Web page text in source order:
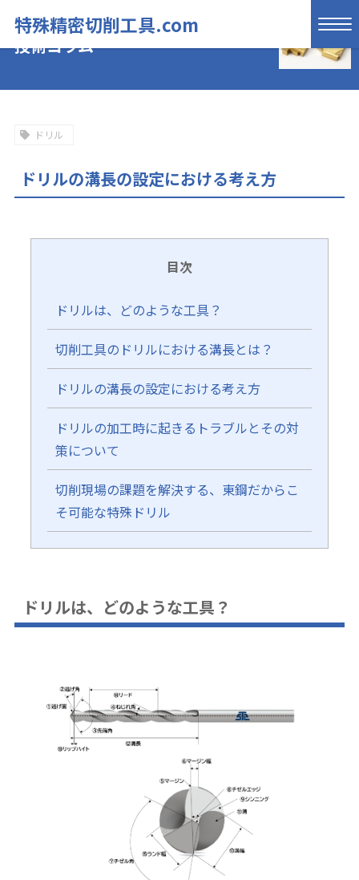
特殊精密切削工具.com
技術コラム
ドリル
ドリルの溝長の設定における考え方
目次
ドリルは、どのような工具？
切削工具のドリルにおける溝長とは？
ドリルの溝長の設定における考え方
ドリルの加工時に起きるトラブルとその対
策について
切削現場の課題を解決する、東鋼だからこ
そ可能な特殊ドリル
ドリルは、どのような工具？